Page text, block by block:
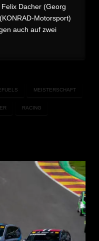
Dacher (Georg
Motorsport)
auch auf zwei
MEISTERSCHAFT
RACING